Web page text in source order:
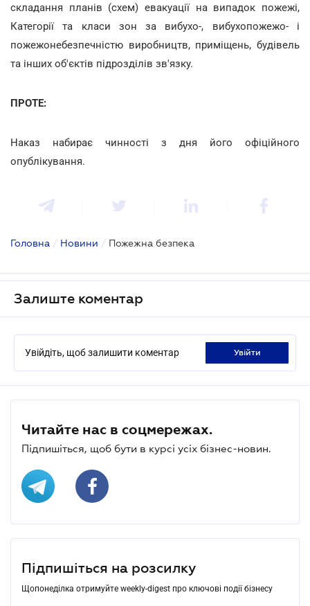
складання планів (схем) евакуації на випадок пожежі,
Категорії та класи зон за вибухо-, вибухопожежо- і
пожежонебезпечністю виробництв, приміщень, будівель
та інших об'єктів підрозділів зв'язку.
ПРОТЕ:
Наказ набирає чинності з дня його офіційного
опублікування.
Головна / Новини / Пожежна безпека
Залиште коментар
Увійдіть, щоб залишити коментар увійти
Читайте нас в соцмережах.
Підпишіться, щоб бути в курсі усіх бізнес-новин.
Підпишіться на розсилку
Щопонеділка отримуйте weekly-digest про ключові події бізнесу